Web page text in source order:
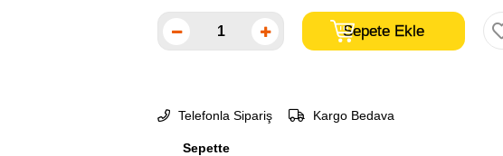
Telefonla Sipariş Kargo Bedava
Sepette